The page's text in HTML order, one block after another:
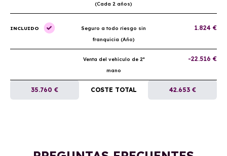
(Cada 2 años)
INCLUIDO
Seguro a todo riesgo sin
franquicia (Año)
1.824 €
Venta del vehículo de 2ª
mano
-22.516 €
35.760 € COSTE TOTAL 42.653 €